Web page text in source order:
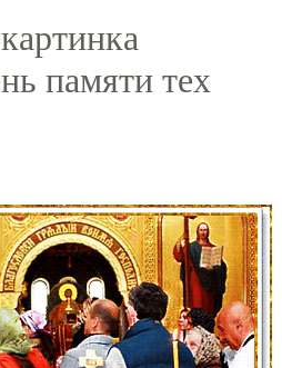
памяти тех